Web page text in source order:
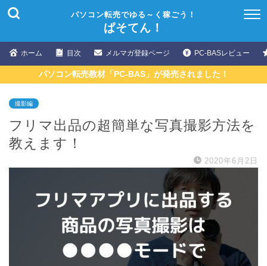
パソコン転売でゆる～く稼ごう！
ぱそてん！
ホーム 目次 メルマガ登録ページ PC-BASレビュー
パソコン転売教材「PC-BAS」が発売されました！
撮影編
フリマ出品の超簡単な写真撮影方法を
教えます！
2020年6月2日